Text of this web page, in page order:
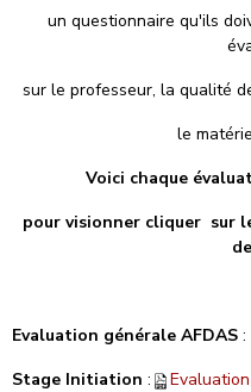
un questionnaire qu'ils
sur le professeur, la qualité
le
Voici chaque
pour visionner cliquer sur
Evaluation générale AFDAS :
Stage Initiation :